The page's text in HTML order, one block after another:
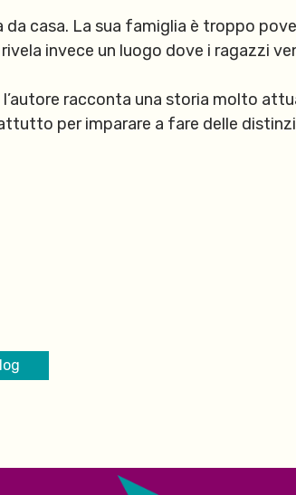
casa. La sua famiglia è troppo
invece un luogo dove i ragazzi
racconta una storia molto
per imparare a fare delle